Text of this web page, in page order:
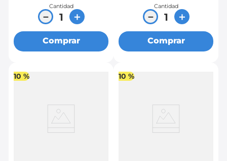
Cantidad
＋
－
Comprar
Cantidad
＋
－
Comprar
10 % 10 %